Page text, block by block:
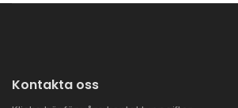
Kontakta oss